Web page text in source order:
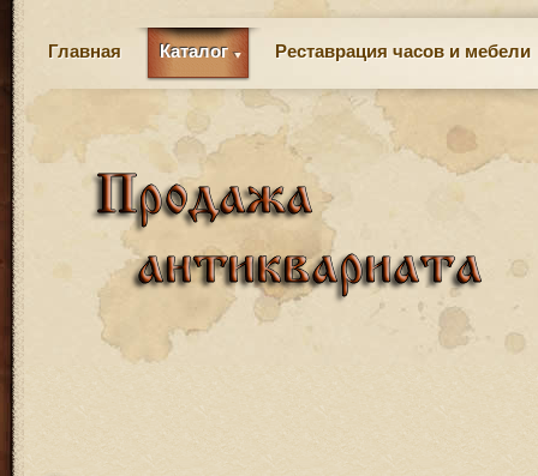
Главная Каталог Реставрация часов и мебели